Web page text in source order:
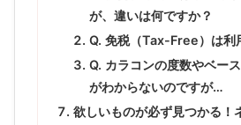
が、違いは何ですか？
Q. 免税（Tax-Free）は利
Q. カラコンの度数やベース
がわからないのですが…
欲しいものが必ず見つかる！